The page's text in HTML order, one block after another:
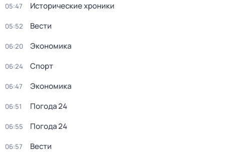
05:47 Исторические хроники
05:52 Вести
06:20 Экономика
06:24 Спорт
06:47 Экономика
06:51 Погода 24
06:55 Погода 24
06:57 Вести